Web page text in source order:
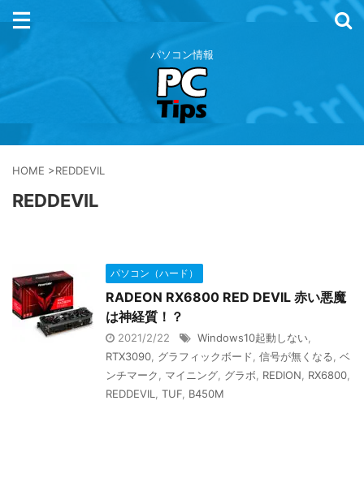
パソコン情報
HOME >REDDEVIL
REDDEVIL
パソコン（ハード）
RADEON RX6800 RED DEVIL 赤い悪魔
は神経質！？
2021/2/22 Windows10起動しない
RTX3090 グラフィックボード 信号が無くなる ベ
ンチマーク
マイニング グラボ REDION RX6800
REDDEVIL
TUF B450M